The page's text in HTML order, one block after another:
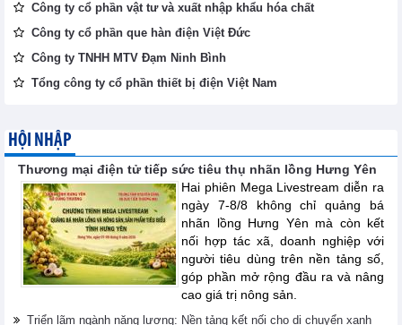
Công ty cổ phần vật tư và xuất nhập khẩu hóa chất
Công ty cổ phần que hàn điện Việt Đức
Công ty TNHH MTV Đạm Ninh Bình
Tổng công ty cổ phần thiết bị điện Việt Nam
HỘI NHẬP
Thương mại điện tử tiếp sức tiêu thụ nhãn lồng Hưng Yên
Hai phiên Mega Livestream diễn ra
ngày 7-8/8 không chỉ quảng bá
nhãn lồng Hưng Yên mà còn kết
nối hợp tác xã, doanh nghiệp với
người tiêu dùng trên nền tảng số,
góp phần mở rộng đầu ra và nâng
cao giá trị nông sản.
Triển lãm ngành năng lượng: Nền tảng kết nối cho di chuyển xanh